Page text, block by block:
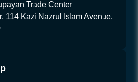
Trade Center
114 Kazi Nazrul Islam Avenue,